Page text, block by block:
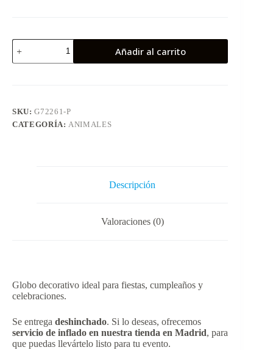
Globo
Nutria
Lovely
Añadir al carrito
SKU:G72261-P
CATEGORÍA: ANIMALES
Descripción
Valoraciones (0)
Globo decorativo ideal para fiestas, cumpleaños y
celebraciones.
Se entrega deshinchado. Si lo deseas, ofrecemos
servicio de inflado en nuestra tienda en Madrid, para
que puedas llevártelo listo para tu evento.